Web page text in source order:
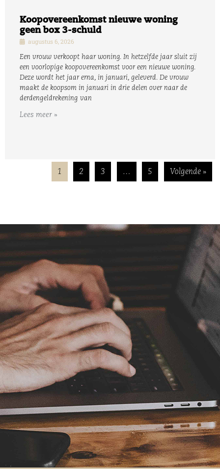
Koopovereenkomst nieuwe woning
geen box 3-schuld
augustus 6, 2026
Een vrouw verkoopt haar woning. In hetzelfde jaar sluit zij
een voorlopige koopovereenkomst voor een nieuwe woning.
Deze wordt het jaar erna, in januari, geleverd. De vrouw
maakt de koopsom in januari in drie delen over naar de
derdengeldrekening van
Lees meer »
1 2 3 … 5 Volgende »